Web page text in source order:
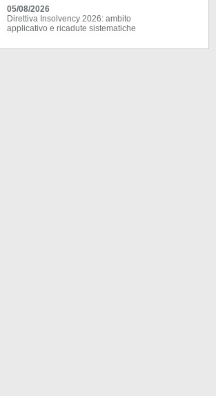
05/08/2026
Direttiva Insolvency 2026: ambito
applicativo e ricadute sistematiche